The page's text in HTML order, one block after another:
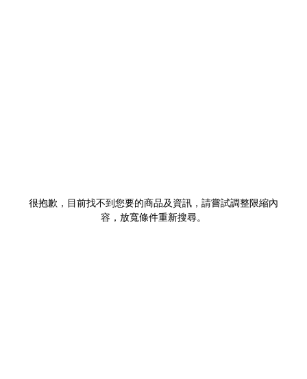
很抱歉，目前找不到您要的商品及資訊，請嘗試調整限縮內
容，放寬條件重新搜尋。